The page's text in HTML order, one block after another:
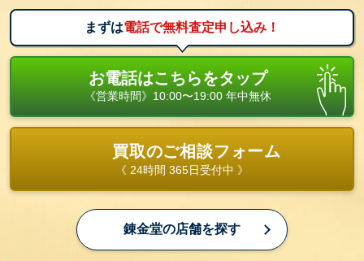
まずは電話で無料査定申し込み！
お電話はこちらをタップ
《営業時間》10:00〜19:00 年中無休
買取のご相談フォーム
《 24時間 365日受付中 》
錬金堂の店舗を探す